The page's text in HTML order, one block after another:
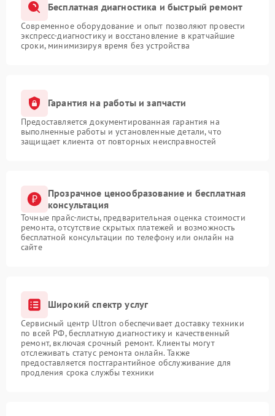
Бесплатная диагностика и быстрый ремонт
Современное оборудование и опыт позволяют провести
экспресс-диагностику и восстановление в кратчайшие
сроки, минимизируя время без устройства
Гарантия на работы и запчасти
Предоставляется документированная гарантия на
выполненные работы и установленные детали, что
защищает клиента от повторных неисправностей
Прозрачное ценообразование и бесплатная
консультация
Точные прайс-листы, предварительная оценка стоимости
ремонта, отсутствие скрытых платежей и возможность
бесплатной консультации по телефону или онлайн на
сайте
Широкий спектр услуг
Сервисный центр Ultron обеспечивает доставку техники
по всей РФ, бесплатную диагностику и качественный
ремонт, включая срочный ремонт. Клиенты могут
отслеживать статус ремонта онлайн. Также
предоставляется постгарантийное обслуживание для
продления срока службы техники